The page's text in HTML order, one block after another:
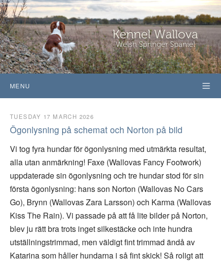
MENU
TUESDAY 17 MARCH 2026
Ögonlysning på schemat och Norton på bild
Vi tog fyra hundar för ögonlysning med utmärkta resultat,
alla utan anmärkning! Faxe (Wallovas Fancy Footwork)
uppdaterade sin ögonlysning och tre hundar stod för sin
första ögonlysning: hans son Norton (Wallovas No Cars
Go), Brynn (Wallovas Zara Larsson) och Karma (Wallovas
Kiss The Rain). Vi passade på att få lite bilder på Norton,
blev ju rätt bra trots inget silkestäcke och inte hundra
utställningstrimmad, men väldigt fint trimmad ändå av
Katarina som håller hundarna i så fint skick! Så roligt att